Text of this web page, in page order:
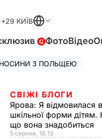
+29 КИЇВ
ФотоВідео
З ПОЛЬЩЕЮ
СВІЖІ БЛОГИ
Ярова: Я відмовилася
шкільної форми дітям.
що вона знадобиться
5 серпня, 18.13